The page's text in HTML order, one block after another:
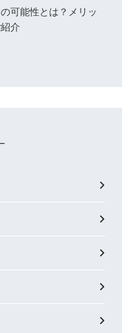
可能性とは？メリッ
介